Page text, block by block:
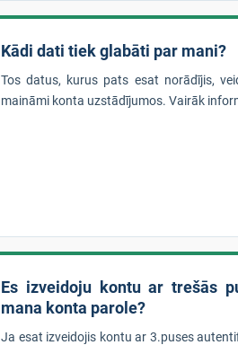
Kādi dati tiek glabāti par mani?
Tos datus, kurus pats esat norādījis,
maināmi konta uzstādījumos. Vairāk
Es izveidoju kontu ar trešās
mana konta parole?
Ja esat izveidojis kontu ar 3.puses